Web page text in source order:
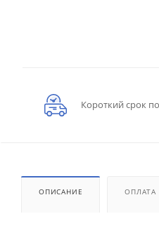
Короткий срок
ОПИСАНИЕ ОПЛАТА